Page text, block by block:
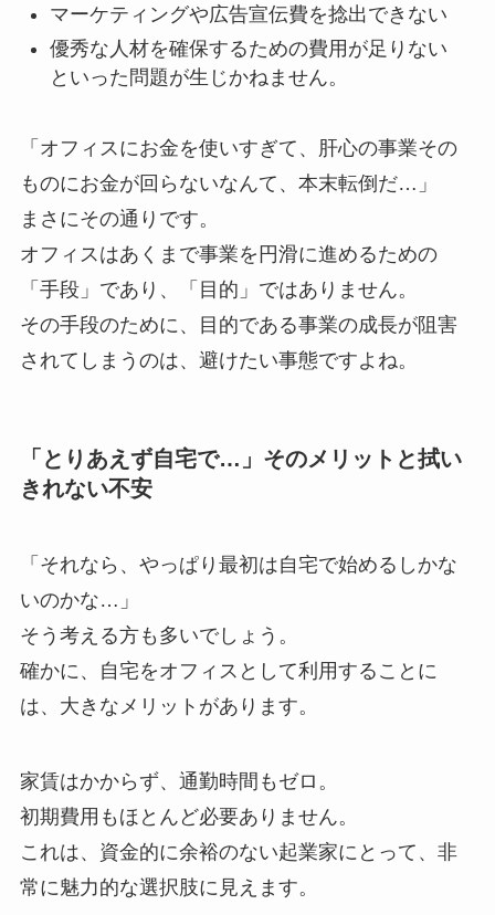
マーケティングや広告宣伝費を捻出できない
優秀な人材を確保するための費用が足りない
といった問題が生じかねません。
「オフィスにお金を使いすぎて、肝心の事業その
ものにお金が回らないなんて、本末転倒だ…」
まさにその通りです。
オフィスはあくまで事業を円滑に進めるための
「手段」であり、「目的」ではありません。
その手段のために、目的である事業の成長が阻害
されてしまうのは、避けたい事態ですよね。
「とりあえず自宅で…」そのメリットと拭い
きれない不安
「それなら、やっぱり最初は自宅で始めるしかな
いのかな…」
そう考える方も多いでしょう。
確かに、自宅をオフィスとして利用することに
は、大きなメリットがあります。
家賃はかからず、通勤時間もゼロ。
初期費用もほとんど必要ありません。
これは、資金的に余裕のない起業家にとって、非
常に魅力的な選択肢に見えます。